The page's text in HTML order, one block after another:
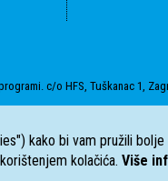
c/o HFS, Tuškanac 1,
kako bi vam pružili
kolačića. Više